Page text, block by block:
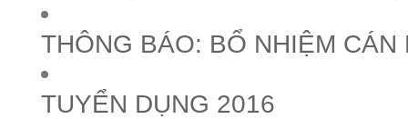
THÔNG BÁO: BỔ NHIỆM
TUYỂN DỤNG 2016